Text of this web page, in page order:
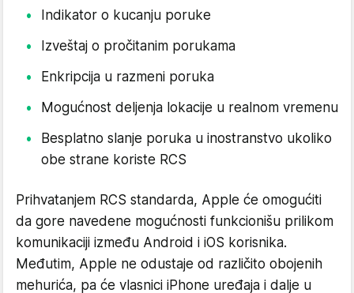
Indikator o kucanju poruke
Izveštaj o pročitanim porukama
Enkripcija u razmeni poruka
Mogućnost deljenja lokacije u realnom vremenu
Besplatno slanje poruka u inostranstvo ukoliko
obe strane koriste RCS
Prihvatanjem RCS standarda, Apple će omogućiti
da gore navedene mogućnosti funkcionišu prilikom
komunikaciji između Android i iOS korisnika.
Međutim, Apple ne odustaje od različito obojenih
mehurića, pa će vlasnici iPhone uređaja i dalje u